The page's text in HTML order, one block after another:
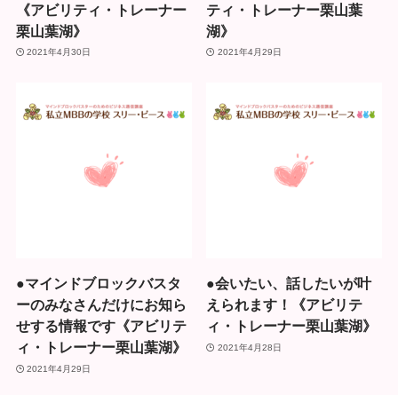
《アビリティ・トレーナー
栗山葉湖》
2021年4月30日
ティ・トレーナー栗山葉
湖》
2021年4月29日
●マインドブロックバスタ
ーのみなさんだけにお知ら
せする情報です《アビリテ
ィ・トレーナー栗山葉湖》
2021年4月29日
●会いたい、話したいが叶
えられます！《アビリテ
ィ・トレーナー栗山葉湖》
2021年4月28日